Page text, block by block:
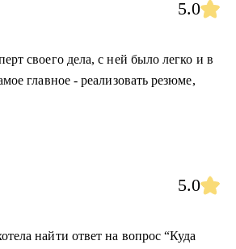
5.0
своего дела, с ней было легко и в
главное - реализовать резюме,
5.0
найти ответ на вопрос “Куда